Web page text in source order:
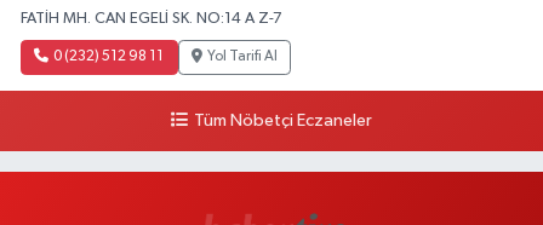
FATİH MH. CAN EGELİ SK. NO:14 A Z-7
0 (232) 512 98 11 Yol Tarifi Al
Tüm Nöbetçi Eczaneler